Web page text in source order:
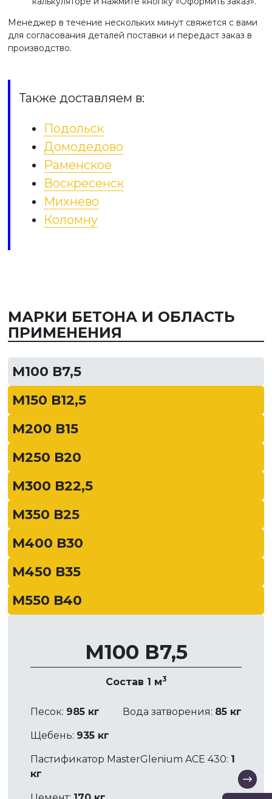
Менеджер в течение нескольких минут свяжется с вами
для согласования деталей поставки и передаст заказ в
производство.
Также доставляем в:
Подольск
Домодедово
Раменское
Воскресенск
Михнево
Коломну
МАРКИ БЕТОНА И ОБЛАСТЬ
ПРИМЕНЕНИЯ
М100 В7,5
М150 В12,5
М200 В15
М250 В20
М300 В22,5
М350 В25
М400 В30
М450 В35
М550 В40
М100 В7,5
Состав 1 м3
Песок: 985 кг Вода затворения: 85 кг
Щебень: 935 кг
Пастификатор MasterGlenium ACE 430: 1
кг